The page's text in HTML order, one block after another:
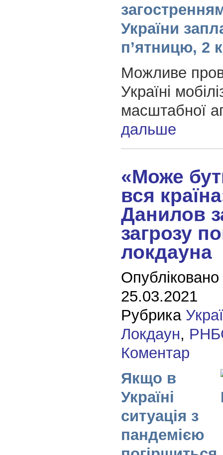
України
п’ятницю, 2
Можливе
Україні
масштабної
дальше
«Може
вся
Данилов
загрозу
локдауна
25.03.2021
Рубрика
Локдаун,
Коментар
Якщо в
Україні
ситуація з
пандемією